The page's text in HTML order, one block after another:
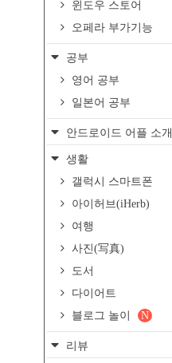
윈도우 스토어
오페라 부가기능
공부
영어 공부
일본어 공부
안드로이드 어플 소개
생활
갤럭시 스마트폰
아이허브(iHerb)
여행
사진(写真)
도서
다이어트
블로그 놀이
N
리뷰